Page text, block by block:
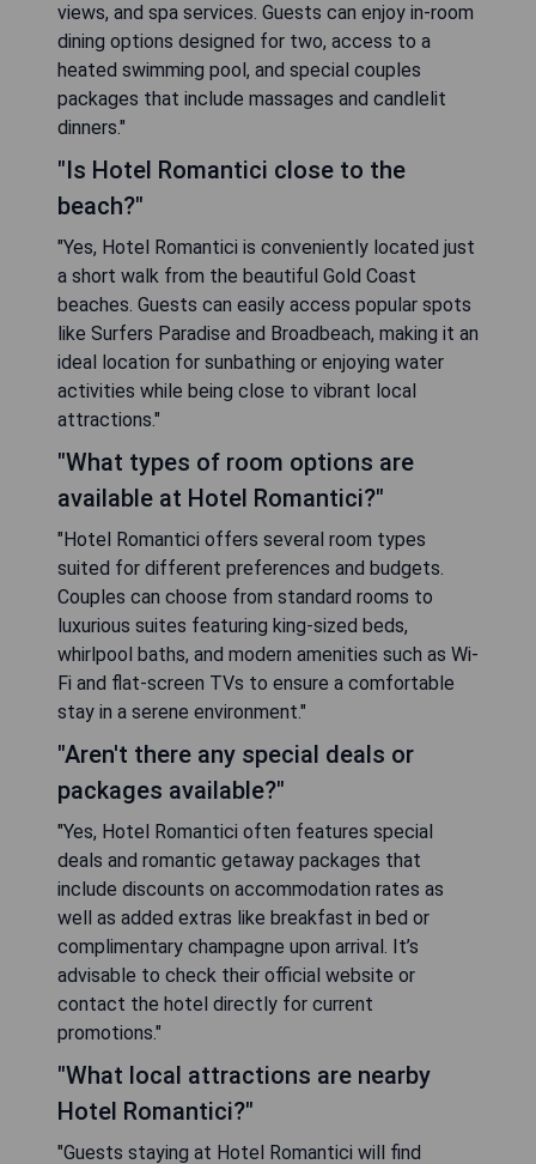
views, and spa services. Guests can enjoy in-room
dining options designed for two, access to a
heated swimming pool, and special couples
packages that include massages and candlelit
dinners."
"Is Hotel Romantici close to the
beach?"
"Yes, Hotel Romantici is conveniently located just
a short walk from the beautiful Gold Coast
beaches. Guests can easily access popular spots
like Surfers Paradise and Broadbeach, making it an
ideal location for sunbathing or enjoying water
activities while being close to vibrant local
attractions."
"What types of room options are
available at Hotel Romantici?"
"Hotel Romantici offers several room types
suited for different preferences and budgets.
Couples can choose from standard rooms to
luxurious suites featuring king-sized beds,
whirlpool baths, and modern amenities such as Wi-
Fi and flat-screen TVs to ensure a comfortable
stay in a serene environment."
"Aren't there any special deals or
packages available?"
"Yes, Hotel Romantici often features special
deals and romantic getaway packages that
include discounts on accommodation rates as
well as added extras like breakfast in bed or
complimentary champagne upon arrival. It’s
advisable to check their official website or
contact the hotel directly for current
promotions."
"What local attractions are nearby
Hotel Romantici?"
"Guests staying at Hotel Romantici will find